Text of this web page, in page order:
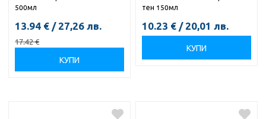
500мл
13.94 € / 27,26 лв.
17.42€
КУПИ
тен 150мл
10.23 € / 20,01 лв.
КУПИ